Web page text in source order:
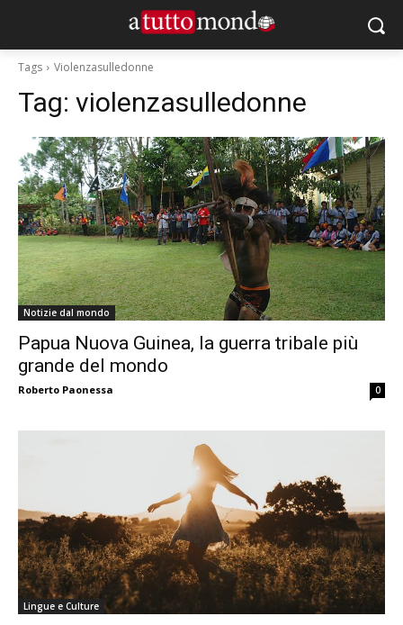
Tags Violenzasulledonne
Tag: violenzasulledonne
Notizie dal mondo
Papua Nuova Guinea, la guerra tribale più
grande del mondo
Roberto Paonessa 0
Lingue e Culture